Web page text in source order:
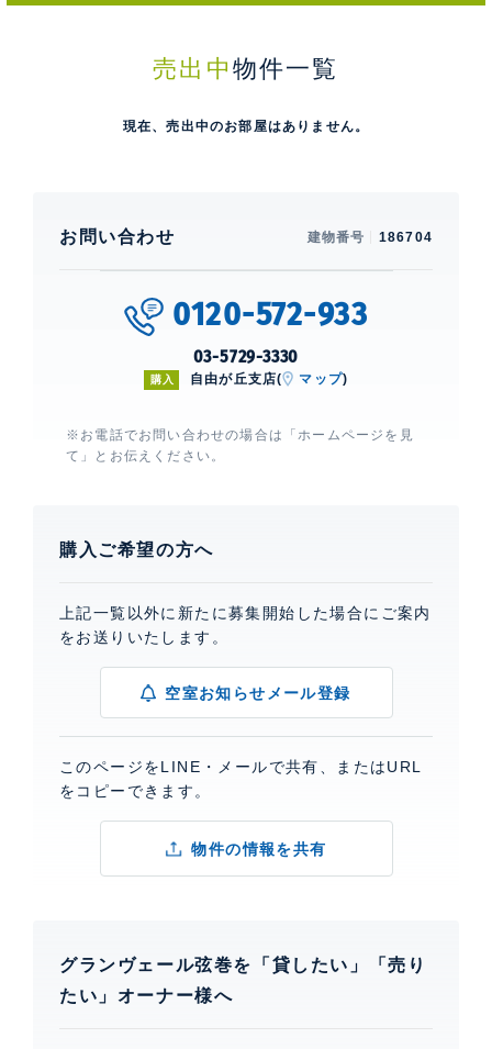
売出中 物件一覧
現在、売出中のお部屋はありません。
お問い合わせ 建物番号 186704
0120-572-933
03-5729-3330
購入 自由が丘支店( マップ)
※お電話でお問い合わせの場合は「ホームページを見
て」とお伝えください。
購入ご希望の方へ
上記一覧以外に新たに募集開始した場合にご案内
をお送りいたします。
空室お知らせメール登録
このページをLINE・メールで共有、またはURL
をコピーできます。
物件の情報を共有
グランヴェール弦巻を「貸したい」「売り
たい」オーナー様へ